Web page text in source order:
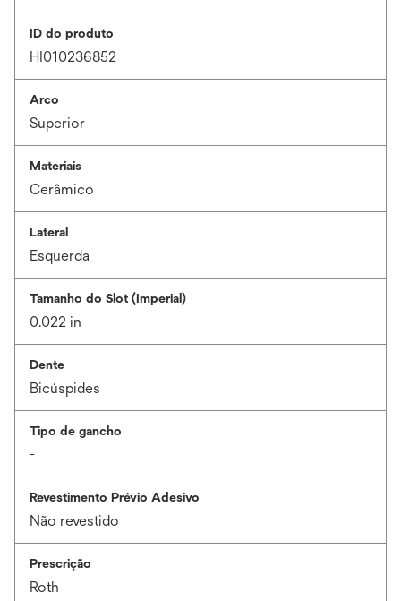
ID do produto
HI010236852
Arco
Superior
Materiais
Cerâmico
Lateral
Esquerda
Tamanho do Slot (Imperial)
0.022 in
Dente
Bicúspides
Tipo de gancho
-
Revestimento Prévio Adesivo
Não revestido
Prescrição
Roth